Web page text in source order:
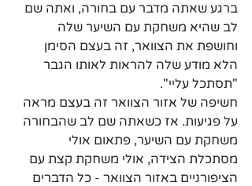
ברגע שאתה מדבר עם בחורה, ואתה שם
לב שהיא משחקת עם השיער שלה
וחושפת את הצוואר, זה בעצם הסימן
הלא מודע שלה להראות לאותו הגבר
"תסתכל עליי".
חשיפה של אזור הצוואר זה בעצם מראה
על פגיעות. אז כשאתה שם לב שהבחורה
משחקת עם השיער, פתאום אולי
מסתכלת הצידה, אולי משחקת קצת עם
הציפורניים באזור הצוואר - כל הדברים